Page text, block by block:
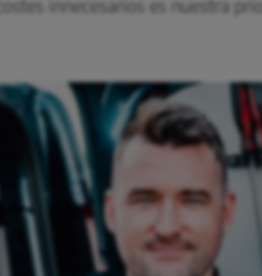
innecesarios es nuestra